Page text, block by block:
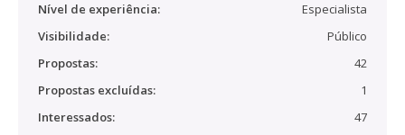
Nível de experiência:
Especialista
Visibilidade:
Público
Propostas:
42
Propostas excluídas:
1
Interessados:
47